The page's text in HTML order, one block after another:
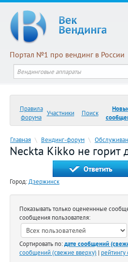
Портал №1 про вендинг в России
Правила
форума
Участники Поиск
Главная \ Вендинг-форум \
Neckta Kikko не горит
Город:Дзержинск
Показывать только оцененнные
сообщения пользователя:
Сортировать по:дате сообщений
сообщений (свежие вверху) |